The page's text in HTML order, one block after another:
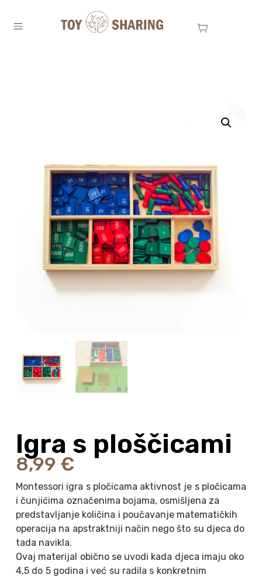
Igra s ploščicami
8,99 €
Montessori igra s pločicama aktivnost je s pločicama
i čunjićima označenima bojama, osmišljena za
predstavljanje količina i poučavanje matematičkih
operacija na apstraktniji način nego što su djeca do
tada navikla.
Ovaj materijal obično se uvodi kada djeca imaju oko
4,5 do 5 godina i već su radila s konkretnim